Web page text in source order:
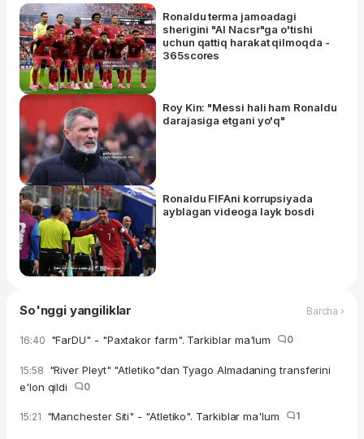
Ronaldu terma jamoadagi
sherigini "Al Nacsr"ga o'tishi
uchun qattiq harakat qilmoqda -
365scores
Roy Kin: "Messi hali ham Ronaldu
darajasiga etgani yo'q"
Ronaldu FIFAni korrupsiyada
ayblagan videoga layk bosdi
So'nggi yangiliklar Barcha ›
16:40 "FarDU" - "Paxtakor farm". Tarkiblar ma'lum 0
15:58 "River Pleyt" "Atletiko"dan Tyago Almadaning transferini
e'lon qildi
0
15:21 "Manchester Siti" - "Atletiko". Tarkiblar ma'lum 1